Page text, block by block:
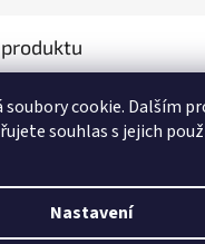
cookie. Dalším
souhlas s jejich
Nastavení
Vytvořil Shoptet